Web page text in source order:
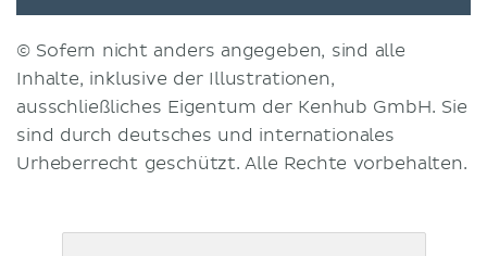
© Sofern nicht anders angegeben, sind alle
Inhalte, inklusive der Illustrationen,
ausschließliches Eigentum der Kenhub GmbH. Sie
sind durch deutsches und internationales
Urheberrecht geschützt. Alle Rechte vorbehalten.